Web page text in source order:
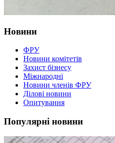
Новини
ФРУ
Новини комітетів
Захист бізнесу
Міжнародні
Новини членів ФРУ
Ділові новини
Опитування
Популярні новини